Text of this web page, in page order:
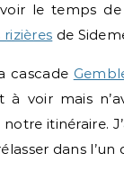
le temps
de
cascade
à voir mais
itinéraire.
dans l’un